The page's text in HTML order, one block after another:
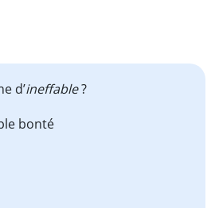
d’ineffable?
bonté